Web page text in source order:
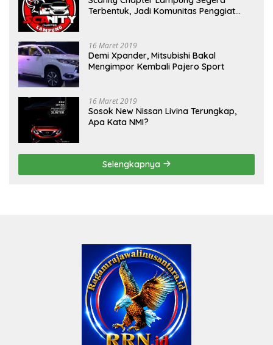
Terbentuk, Jadi Komunitas Penggiat
16 Maret 2019
Demi Xpander, Mitsubishi Bakal
Mengimpor Kembali Pajero Sport
16 Maret 2019
Sosok New Nissan Livina Terungkap,
Apa Kata NMI?
Selengkapnya